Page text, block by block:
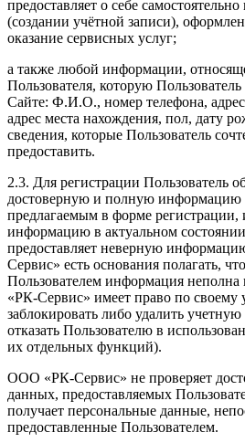
предоставляет о себе
(создании учётной записи),
оказание сервисных услуг;
а также любой информации,
Пользователя, которую
Сайте: Ф.И.О., номер телефона,
адрес места нахождения, пол, дату
сведения, которые Пользователь
предоставить.
2.3. Для регистрации Пользователь
достоверную и полную информацию
предлагаемым в форме регистрации,
информацию в актуальном
предоставляет неверную
Сервис» есть основания полагать,
Пользователем информация
«РК-Сервис» имеет право по своему
заблокировать либо удалить
отказать Пользователю в
их отдельных функций).
ООО «РК-Сервис» не проверяет
данных, предоставляемых
получает персональные данные,
предоставленные Пользователем.